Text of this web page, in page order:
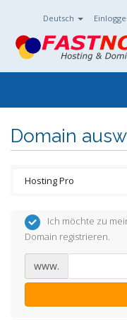
Deutsch
Domain
Ich möchte zu
Domain registrieren.
www.